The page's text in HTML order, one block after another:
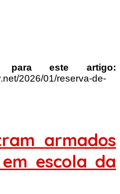
para este artigo:
2026/01/reserva-de-
armados
escola da